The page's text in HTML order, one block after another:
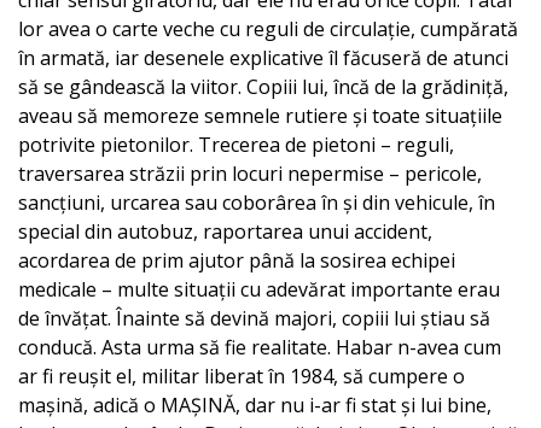
lor avea o carte veche cu reguli de circulație, cumpărată
în armată, iar desenele explicative îl făcuseră de atunci
să se gândească la viitor. Copiii lui, încă de la grădiniță,
aveau să memoreze semnele rutiere și toate situațiile
potrivite pietonilor. Trecerea de pietoni – reguli,
traversarea străzii prin locuri nepermise – pericole,
sancțiuni, urcarea sau coborârea în și din vehicule, în
special din autobuz, raportarea unui accident,
acordarea de prim ajutor până la sosirea echipei
medicale – multe situații cu adevărat importante erau
de învățat. Înainte să devină majori, copiii lui știau să
conducă. Asta urma să fie realitate. Habar n-avea cum
ar fi reușit el, militar liberat în 1984, să cumpere o
mașină, adică o MAȘINĂ, dar nu i-ar fi stat și lui bine,